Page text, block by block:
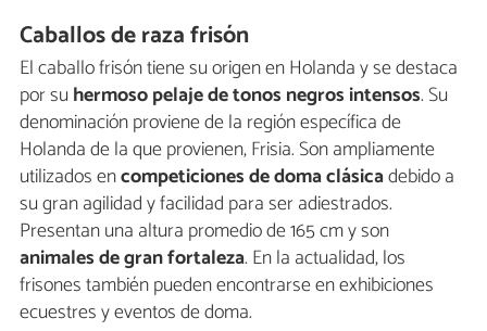
Caballos de raza frisón
El caballo frisón tiene su origen en Holanda y se destaca
por suhermoso pelaje de tonos negros intensos. Su
denominación proviene de la región específica de
Holanda de la que provienen, Frisia. Son ampliamente
utilizados encompeticiones de doma clásicadebido a
su gran agilidad y facilidad para ser adiestrados.
Presentan una altura promedio de 165 cm y son
animales de gran fortaleza. En la actualidad, los
frisones también pueden encontrarse en exhibiciones
ecuestres y eventos de doma.